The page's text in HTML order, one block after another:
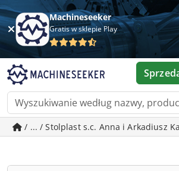
Machineseeker
Gratis w sklepie Play
/ ... / Stolplast s.c. Anna i Arkadiusz